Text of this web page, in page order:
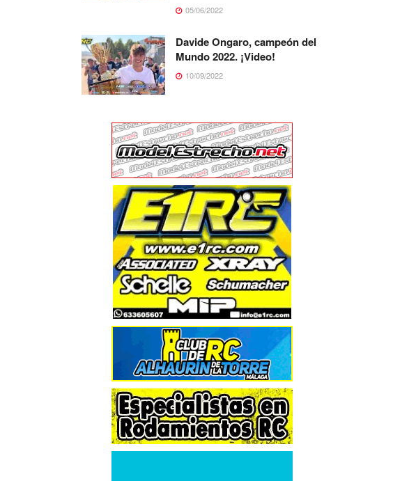
05/06/2022
Davide Ongaro, campeón del
Mundo 2022. ¡Video!
10/09/2022